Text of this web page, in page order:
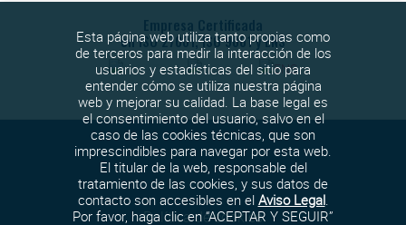
Empresa Certificada
en ISO 27001, ISO 9001 y ENS
Política de cookies
Esta página web utiliza tanto propias como
de terceros para medir la interacción de los
usuarios y estadísticas del sitio para
entender cómo se utiliza nuestra página
web y mejorar su calidad. La base legal es
el consentimiento del usuario, salvo en el
caso de las cookies técnicas, que son
imprescindibles para navegar por esta web.
El titular de la web, responsable del
tratamiento de las cookies, y sus datos de
contacto son accesibles en el Aviso Legal.
Por favor, haga clic en “ACEPTAR Y SEGUIR”